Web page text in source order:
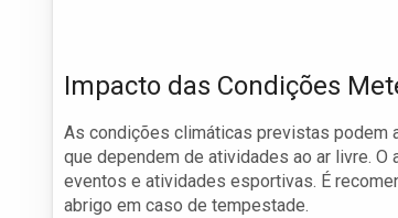
Impacto das Condições
As condições climáticas previstas podem
que dependem de atividades ao ar livre.
eventos e atividades esportivas. É
abrigo em caso de tempestade.